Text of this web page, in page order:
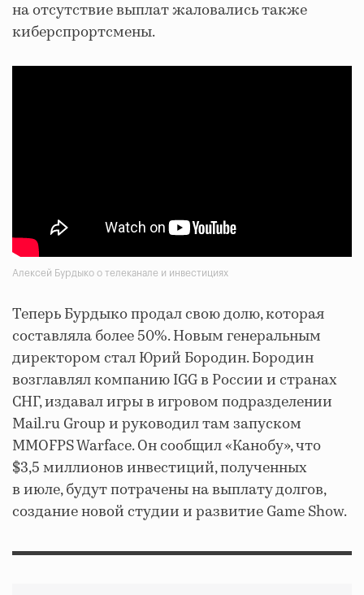
на отсутствие выплат жаловались также
киберспрортсмены.
Алексей Бурдыко о телеканале и инвестициях
Теперь Бурдыко продал свою долю, которая
составляла более 50%. Новым генеральным
директором стал Юрий Бородин. Бородин
возглавлял компанию IGG в России и странах
СНГ, издавал игры в игровом подразделении
Mail.ru Group и руководил там запуском
MMOFPS Warface. Он сообщил «Канобу», что
$3,5 миллионов инвестиций, полученных
в июле, будут потрачены на выплату долгов,
создание новой студии и развитие Game Show.